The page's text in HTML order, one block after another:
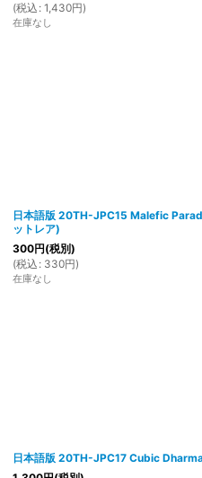
(税込 : 1,430円)
在庫なし
日本語版 20TH-JPC15 Malefic
ットレア)
300円(税別)
(税込 : 330円)
在庫なし
日本語版 20TH-JPC17 Cubic